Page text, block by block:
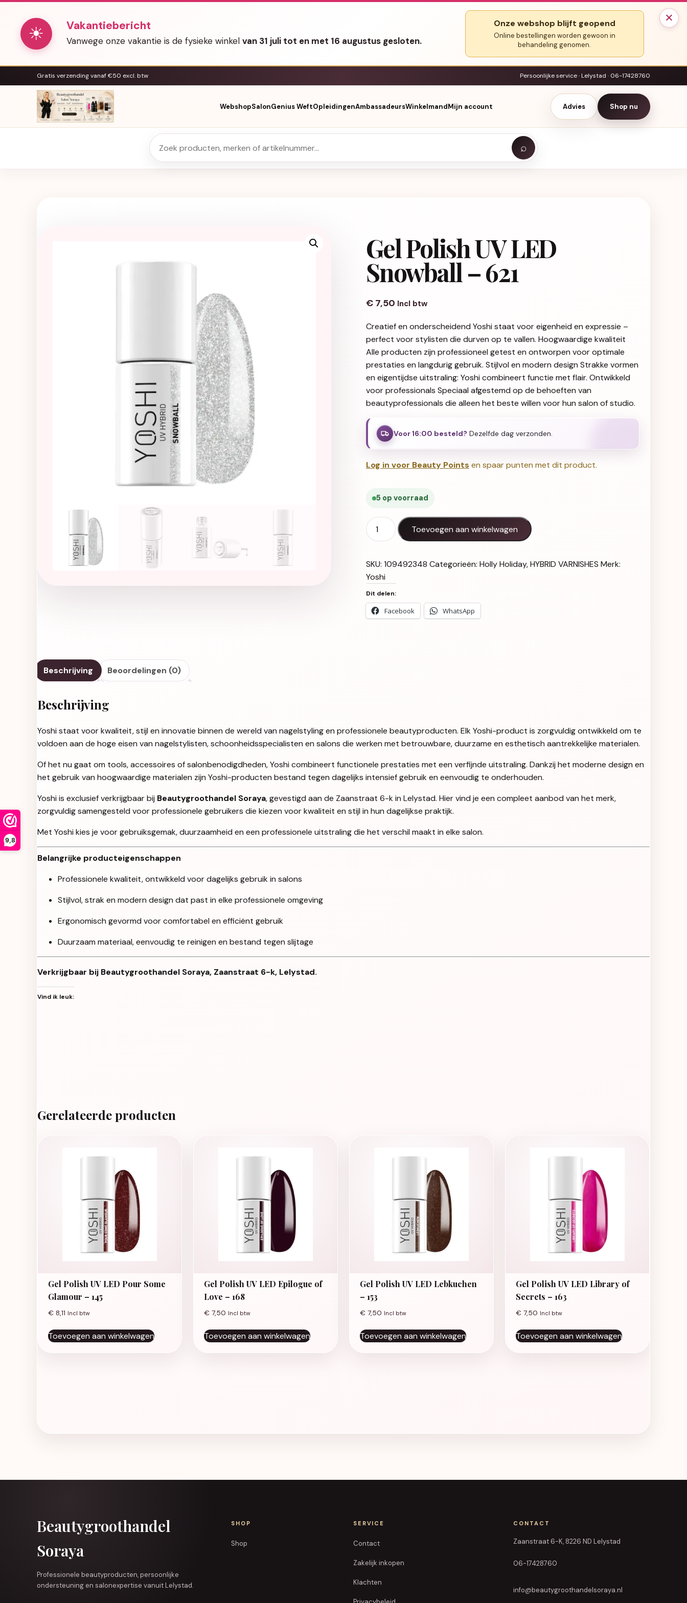
9,8
×
☀ Vakantiebericht
Vanwege onze vakantie is de fysieke winkel van 31 juli tot en met 16 augustus gesloten.
Onze webshop blijft geopend
Online bestellingen worden gewoon in
behandeling genomen.
Gratis verzending vanaf €50 excl. btw Persoonlijke service · Lelystad · 06-17428760
WebshopSalonGenius WeftOpleidingenAmbassadeursWinkelmandMijn account Advies Shop nu
⌕
Gel Polish UV LED
Snowball – 621
€7,50 Incl btw
Creatief en onderscheidend Yoshi staat voor eigenheid en expressie –
perfect voor stylisten die durven op te vallen. Hoogwaardige kwaliteit
Alle producten zijn professioneel getest en ontworpen voor optimale
prestaties en langdurig gebruik. Stijlvol en modern design Strakke vormen
en eigentijdse uitstraling: Yoshi combineert functie met flair. Ontwikkeld
voor professionals Speciaal afgestemd op de behoeften van
beautyprofessionals die alleen het beste willen voor hun salon of studio.
Voor 16:00 besteld? Dezelfde dag verzonden.
Log in voor Beauty Points en spaar punten met dit product.
5 op voorraad
Gel Polish UV LED Snowball - 621 aantal
Toevoegen aan winkelwagen
SKU: 109492348 Categorieën: Holly Holiday,HYBRID VARNISHES Merk:
Yoshi
Dit delen:
Facebook WhatsApp
Beschrijving Beoordelingen (0)
Beschrijving
Yoshi staat voor kwaliteit, stijl en innovatie binnen de wereld van nagelstyling en professionele beautyproducten. Elk Yoshi-product is zorgvuldig ontwikkeld om te
voldoen aan de hoge eisen van nagelstylisten, schoonheidsspecialisten en salons die werken met betrouwbare, duurzame en esthetisch aantrekkelijke materialen.
Of het nu gaat om tools, accessoires of salonbenodigdheden, Yoshi combineert functionele prestaties met een verfijnde uitstraling. Dankzij het moderne design en
het gebruik van hoogwaardige materialen zijn Yoshi-producten bestand tegen dagelijks intensief gebruik en eenvoudig te onderhouden.
Yoshi is exclusief verkrijgbaar bij Beautygroothandel Soraya, gevestigd aan de Zaanstraat 6-k in Lelystad. Hier vind je een compleet aanbod van het merk,
zorgvuldig samengesteld voor professionele gebruikers die kiezen voor kwaliteit en stijl in hun dagelijkse praktijk.
Met Yoshi kies je voor gebruiksgemak, duurzaamheid en een professionele uitstraling die het verschil maakt in elke salon.
Belangrijke producteigenschappen
Professionele kwaliteit, ontwikkeld voor dagelijks gebruik in salons
Stijlvol, strak en modern design dat past in elke professionele omgeving
Ergonomisch gevormd voor comfortabel en efficiënt gebruik
Duurzaam materiaal, eenvoudig te reinigen en bestand tegen slijtage
Verkrijgbaar bij Beautygroothandel Soraya, Zaanstraat 6-k, Lelystad.
Vind ik leuk:
Gerelateerde producten
Gel Polish UV LED Pour Some
Glamour – 145
€ 8,11 Incl btw
Toevoegen aan winkelwagen
Gel Polish UV LED Epilogue of
Love – 168
€ 7,50 Incl btw
Toevoegen aan winkelwagen
Gel Polish UV LED Lebkuchen
– 153
€ 7,50 Incl btw
Toevoegen aan winkelwagen
Gel Polish UV LED Library of
Secrets – 163
€ 7,50 Incl btw
Toevoegen aan winkelwagen
Beautygroothandel
Soraya
Professionele beautyproducten, persoonlijke
ondersteuning en salonexpertise vanuit Lelystad.
SHOP
Shop
SERVICE
Contact
Zakelijk inkopen
Klachten
CONTACT
Zaanstraat 6-K, 8226 ND Lelystad
06-17428760
info@beautygroothandelsoraya.nl